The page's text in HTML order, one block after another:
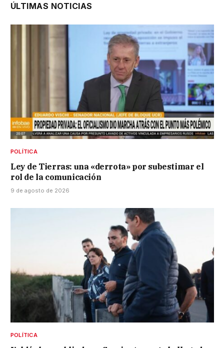
ÚLTIMAS NOTICIAS
POLÍTICA
Ley de Tierras: una «derrota» por subestimar el
rol de la comunicación
9 de agosto de 2026
POLÍTICA